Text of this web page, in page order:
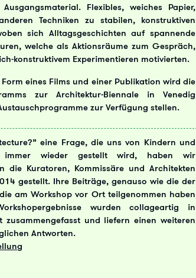
Flexibles, weiches Papier,
Techniken zu stabilen, konstruktiven
sich Alltagsgeschichten auf spannende
welche als Aktionsräume zum Gespräch,
konstruktivem Experimentieren motivierten.
eines Films und einer Publikation wird die
zur Architektur-Biennale in Venedig
zur Verfügung stellen.
eine Frage, die uns von Kindern und
immer wieder gestellt wird, haben wir
die Kuratoren, Kommissäre und Architekten
gestellt. Ihre Beiträge, genauso wie die der
am Workshop vor Ort teilgenommen haben
wurden collageartig in
zusammengefasst und liefern einen weiteren
Antworten.